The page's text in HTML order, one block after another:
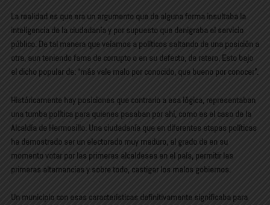
La realidad es que era un argumento que de alguna forma insultaba la
inteligencia de la ciudadanía y por supuesto que denigraba el servicio
público. De tal manera que veíamos a políticos saltando de una posición a
otra, aun teniendo fama de corrupto o en su defecto, de ratero. Esto bajo
el dicho popular de: “más vale malo por conocido, que bueno por conocer”.
Históricamente hay posiciones que contrario a esa lógica, representaban
una tumba política para quienes pasaban por ahí, como es el caso de la
Alcaldía de Hermosillo. Una ciudadanía que en diferentes etapas políticas
ha demostrado ser un electorado muy maduro, al grado de en su
momento votar por las primeras alcaldesas en el país, permitir las
primeras alternancias y sobre todo, castigar los malos gobiernos.
Un municipio con esas características definitivamente significaba para